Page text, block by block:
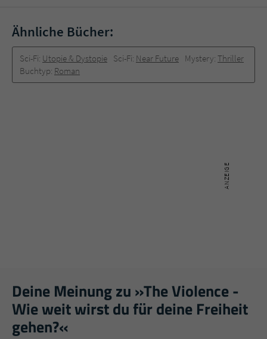
Ähnliche Bücher:
Sci-Fi: Utopie & Dystopie Sci-Fi: Near Future Mystery: Thriller
Buchtyp: Roman
Deine Meinung zu »The Violence -
Wie weit wirst du für deine Freiheit
gehen?«